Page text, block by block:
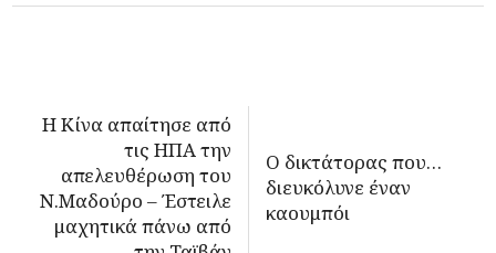
Η Κίνα απαίτησε από
τις ΗΠΑ την
απελευθέρωση του
Ν.Μαδούρο – Έστειλε
μαχητικά πάνω από
O δικτάτορας που…
διευκόλυνε έναν
καουμπόι